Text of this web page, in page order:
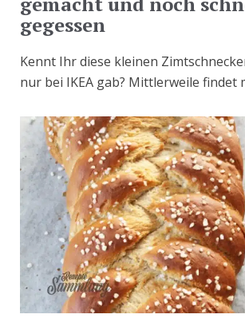
gegessen
Kennt Ihr diese kleinen
nur bei IKEA gab? Mittlerweile findet